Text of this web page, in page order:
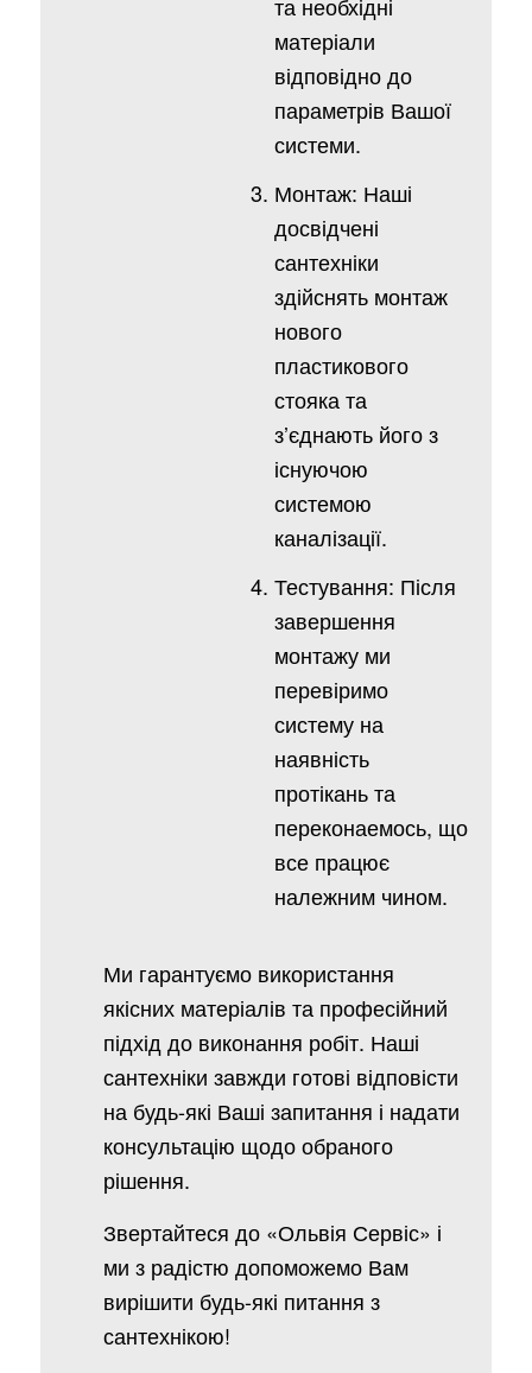
матеріали
відповідно до
параметрів Вашої
системи.
Монтаж: Наші
досвідчені
сантехніки
здійснять монтаж
нового
пластикового
стояка та
з’єднають його з
існуючою
системою
каналізації.
Тестування: Після
завершення
монтажу ми
перевіримо
систему на
наявність
протікань та
переконаемось, що
все працює
належним чином.
Ми гарантуємо використання
якісних матеріалів та професійний
підхід до виконання робіт. Наші
сантехніки завжди готові відповісти
на будь-які Ваші запитання і надати
консультацію щодо обраного
рішення.
Звертайтеся до «Ольвія Сервіс» і
ми з радістю допоможемо Вам
вирішити будь-які питання з
сантехнікою!